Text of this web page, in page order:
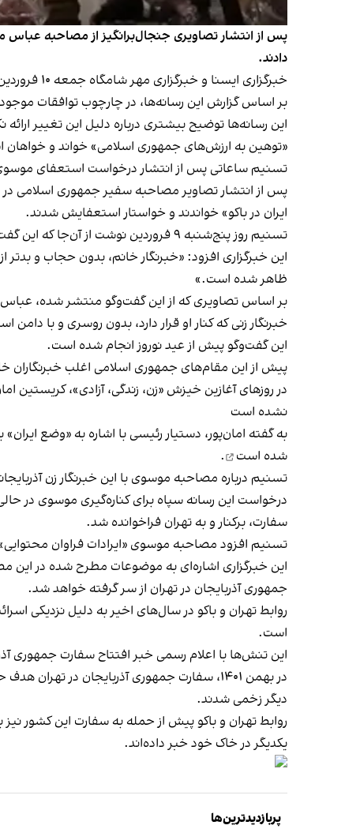
پس از انتشار تصاویری جنجال‌برانگیز از مصاحبه عباس
دادند.
خبرگزاری ایسنا و خبرگزاری مهر شامگاه جمعه ۱۰ فروردین به نقل از یک منبع آگاه نوشتند «ماموریت سید عباس موسوی، سفیر جمهوری اسلامی ایران در باکو پایان یافته» است.
بر اساس گزارش این رسانه‌ها، در چارچوب توافقات
این رسانه‌ها توضیح بیشتری درباره دلیل این تغییر
«توهین به ارزش‌های جمهوری اسلامی» خواند و
تسنیم ساعاتی پس از انتشار درخواست استعفای
پس از انتشار تصاویر مصاحبه سفیر جمهوری اسلامی در
ایران در باکو» خواندند و خواستار استعفایش شدند.
تسنیم روز پنج‌شنبه ۹ فروردين نوشت
از آن‌جا که این
این خبرگزاری افزود: «خبرنگار خانم، بدون حجاب و
ظاهر شده است.»
بر اساس تصاویری که از این گفت‌وگو منتشر شده، عباس
خبرنگار زنی که کنار او قرار دارد، بدون روسری و با دامن
این گفت‌وگو پیش از عید نوروز انجام شده است.
پیش‌ از این مقام‌های جمهوری اسلامی اغلب خبرنگاران
در روزهای آغازین خیزش «زن، زندگی، آزادی»، کریستین
نشده است
به گفته امان‌پور، دستیار رئیسی با اشاره به «وضع
شده است
.
تسنیم درباره مصاحبه موسوی با این خبرنگار زن
سفارت، برکنار و به تهران فراخوانده شد.
تسنیم افزود مصاحبه موسوی «ایرادات فراوان
این خبرگزاری اشاره‌ای به موضوعات مطرح شده در این
جمهوری آذربایجان در تهران از سر گرفته خواهد شد.
روابط تهران و باکو در سال‌های اخیر به دلیل نزدیکی
است.
این تنش‌ها با اعلام رسمی خبر افتتاح سفارت جمهوری
در بهمن ۱۴۰۱، سفارت جمهوری آذربایجان در
دیگر زخمی شدند.
روابط تهران و باکو پیش از حمله به سفارت این کشور
یکدیگر در خاک خود خبر داده‌اند.
پربازدیدترین‌ها